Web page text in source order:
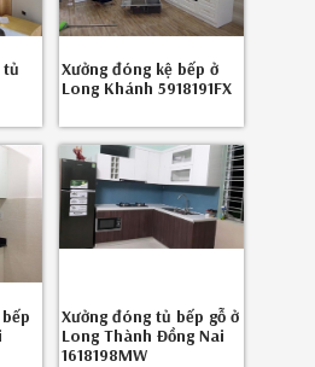
tủ
Xưởng đóng kệ bếp ở
Long Khánh 5918191FX
Xưởng đóng tủ bếp gỗ ở
Long Thành Đồng Nai
1618198MW